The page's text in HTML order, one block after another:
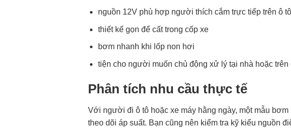
nguồn 12V phù hợp người thích cắm trực tiếp trên ô tô
thiết kế gọn để cất trong cốp xe
bơm nhanh khi lốp non hơi
tiện cho người muốn chủ động xử lý tại nhà hoặc
Phân tích nhu cầu thực tế
Với người đi ô tô hoặc xe máy hằng ngày, một mẫu
theo dõi áp suất. Bạn cũng nên kiểm tra kỹ kiểu nguồn